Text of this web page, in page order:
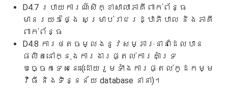
D4.7 របាយការណ៍សិក្ខាសាលាភាគីពាក់ព័ន្ធ
មានរយៈ១ថ្ងៃ សម្រាប់រាជរដ្ឋាភិបាល និងភាគី
ពាក់ព័ន្ធ
D4.8 ការថតចម្លងនូវសម្ភារៈនានាដែលបាន
ផលិតនៅក្នុងការងារផ្តល់ការគាំទ្រ
បច្ចេកទេសនេះ (ដោយរួមទាំងការផ្តល់កូដកម្ម
វិធី និងទិន្នន័យ database នានា)។